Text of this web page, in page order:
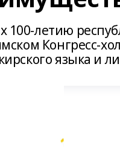
100-летию
Конгресс-
языка и